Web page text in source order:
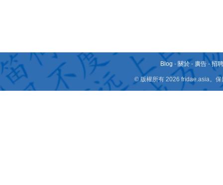
Blog - 關於 - 廣告 -招
© 版權所有 2026 fridae.asia。